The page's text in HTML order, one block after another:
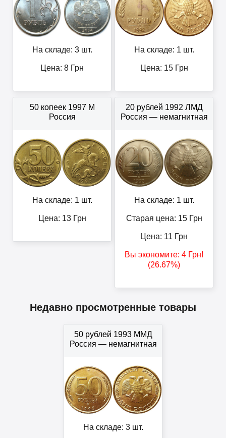
На складе: 3 шт.
Цена: 8 Грн
На складе: 1 шт.
Цена: 15Грн
50 копеек 1997 М
Россия
На складе: 1 шт.
Цена: 13Грн
20 рублей 1992 ЛМД
Россия — немагнитная
На складе: 1 шт.
Старая цена: 15Грн
Цена: 11 Грн
Вы экономите: 4 Грн!
(26.67%)
Недавно просмотренные товары
50 рублей 1993 ММД
Россия — немагнитная
На складе: 3 шт.